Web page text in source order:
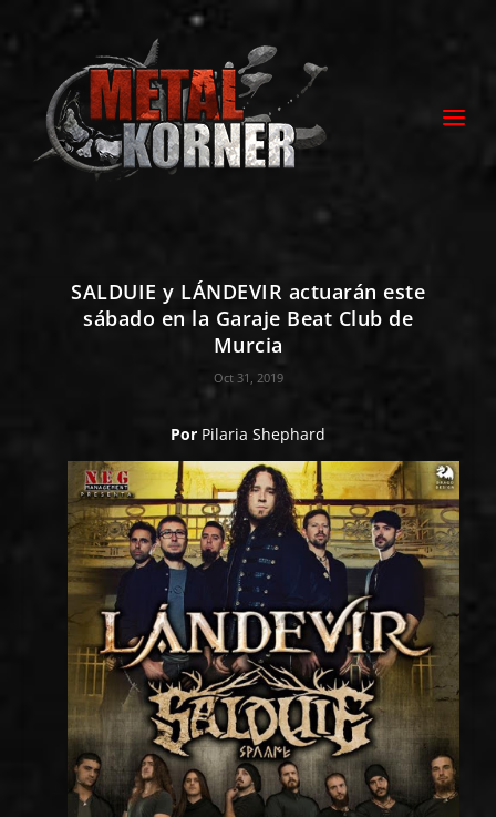
SALDUIE y LÁNDEVIR actuarán este
sábado en la Garaje Beat Club de
Murcia
Oct 31, 2019
Por Pilaria Shephard